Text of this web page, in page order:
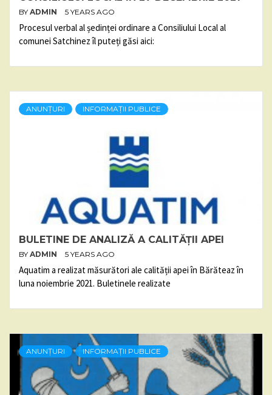
BY ADMIN 5 YEARS AGO
Procesul verbal al ședinței ordinare a Consiliului Local al
comunei Satchinez îl puteți găsi aici:
ANUNȚURI INFORMAȚII PUBLICE
BULETINE DE ANALIZĂ A CALITĂȚII APEI
BY ADMIN 5 YEARS AGO
Aquatim a realizat măsurători ale calității apei în Bărăteaz în
luna noiembrie 2021. Buletinele realizate
ANUNȚURI INFORMAȚII PUBLICE